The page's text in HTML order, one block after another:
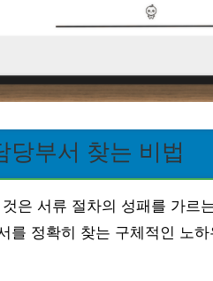
당부서 찾는 비법
은 서류 절차의 성패를 가르
를 정확히 찾는 구체적인 노